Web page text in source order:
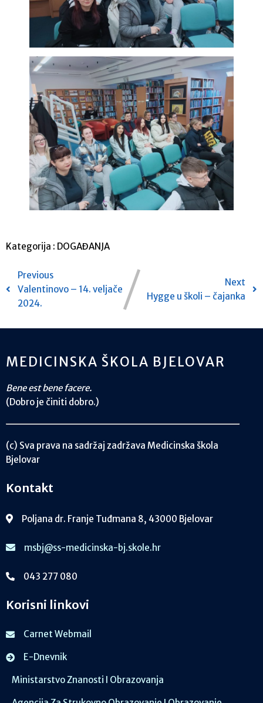
Kategorija : DOGAĐANJA
Previous
Valentinovo – 14. veljače
2024.
Next
Hygge u školi – čajanka
MEDICINSKA ŠKOLA BJELOVAR
Bene est bene facere.
(Dobro je činiti dobro.)
(c) Sva prava na sadržaj zadržava Medicinska škola
Bjelovar
Kontakt
Poljana dr. Franje Tuđmana 8, 43000 Bjelovar
msbj@ss-medicinska-bj.skole.hr
043 277 080
Korisni linkovi
Carnet Webmail
E-Dnevnik
Ministarstvo Znanosti I Obrazovanja